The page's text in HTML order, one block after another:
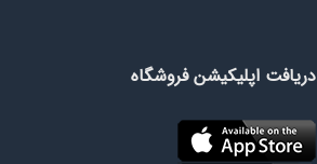
دریافت اپلیکیشن فروشگاه